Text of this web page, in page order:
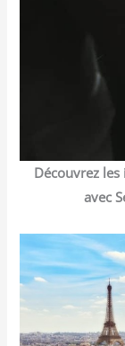
Découvrez les
avec